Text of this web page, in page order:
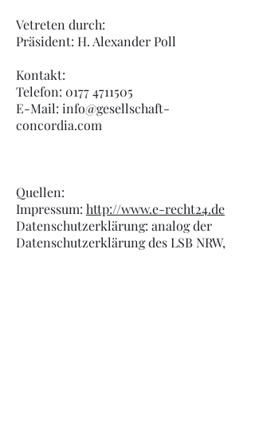
Vetreten durch:
Präsident: H. Alexander Poll
Kontakt:
Telefon: 0177 4711505
E-Mail: info@gesellschaft-
concordia.com
Quellen:
Impressum: http://www.e-recht24.de
Datenschutzerklärung: analog der
Datenschutzerklärung des LSB NRW,